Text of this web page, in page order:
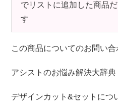
でリストに追加した商品
す
この商品についてのお問い合
アシストのお悩み解決大辞典
デザインカット&セットにつ